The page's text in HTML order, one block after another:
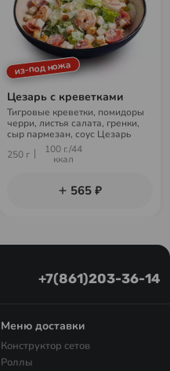
из-под ножа
Цезарь с креветками
Тигровые креветки, помидоры
черри, листья салата, гренки,
сыр пармезан, соус Цезарь
250 г
100 г./44
ккал
565 ₽
+7(861)203-36-14
Меню доставки
Конструктор сетов
Роллы